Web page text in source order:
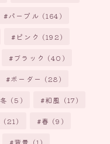
パープル (164)
ピンク (192)
ブラック (40)
ボーダー (28)
冬 (5) 和風 (17)
(21) 春 (9)
背景 (1)